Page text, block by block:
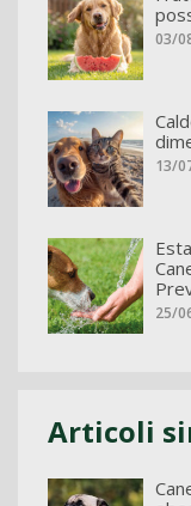
03/
13/
25/
Articoli